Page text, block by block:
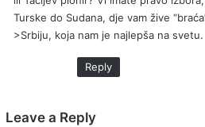
Turske do Sudana, dje vam žive
>Srbiju, koja nam je najlepša na svetu.
Reply
Leave a Reply